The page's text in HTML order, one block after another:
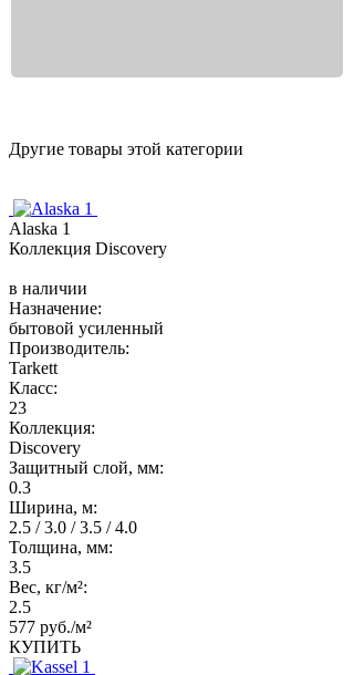
Другие товары этой категории
Alaska 1
Коллекция Discovery
в наличии
Назначение:
бытовой усиленный
Производитель:
Tarkett
Класс:
23
Коллекция:
Discovery
Защитный слой, мм:
0.3
Ширина, м:
2.5 / 3.0 / 3.5 / 4.0
Толщина, мм:
3.5
Вес, кг/м²:
2.5
577 руб./м²
КУПИТЬ